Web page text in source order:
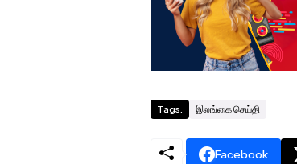
Tags: இலங்கை செய்தி
Facebook